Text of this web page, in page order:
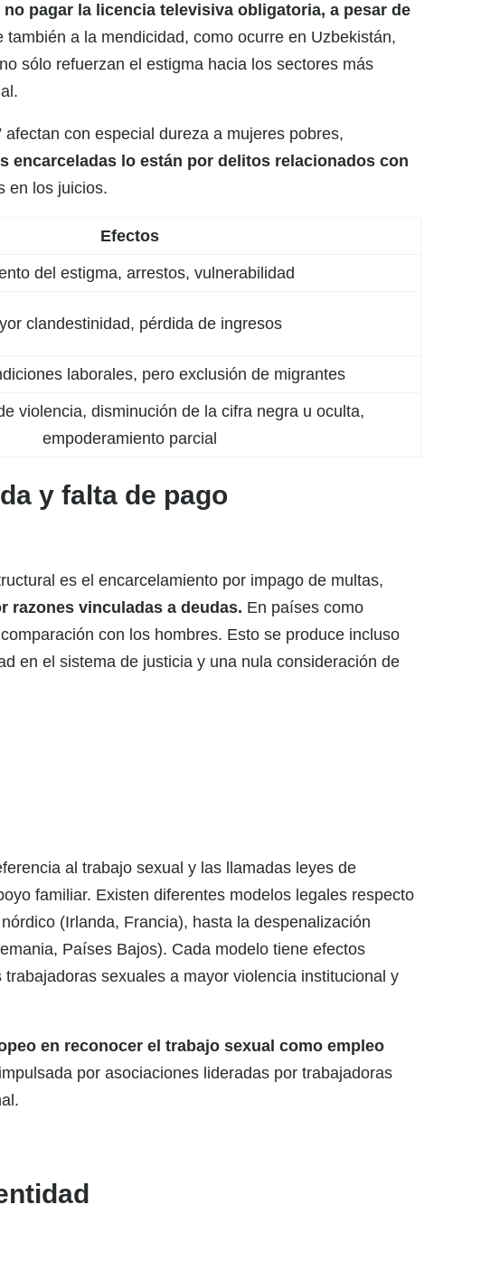
pagar la licencia televisiva obligatoria, a pesar de
a la mendicidad, como ocurre en Uzbekistán,
sólo refuerzan el estigma hacia los sectores más
con especial dureza a mujeres pobres,
encarceladas lo están por delitos relacionados con
en los juicios.
Efectos
del estigma, arrestos, vulnerabilidad
clandestinidad, pérdida de ingresos
laborales, pero exclusión de migrantes
violencia, disminución de la cifra negra u oculta,
empoderamiento parcial
y falta de pago
es el encarcelamiento por impago de multas,
razones vinculadas a deudas. En países como
con los hombres. Esto se produce incluso
en el sistema de justicia y una nula consideración de
al trabajo sexual y las llamadas leyes de
familiar. Existen diferentes modelos legales respecto
(Irlanda, Francia), hasta la despenalización
Países Bajos). Cada modelo tiene efectos
sexuales a mayor violencia institucional y
en reconocer el trabajo sexual como empleo
por asociaciones lideradas por trabajadoras